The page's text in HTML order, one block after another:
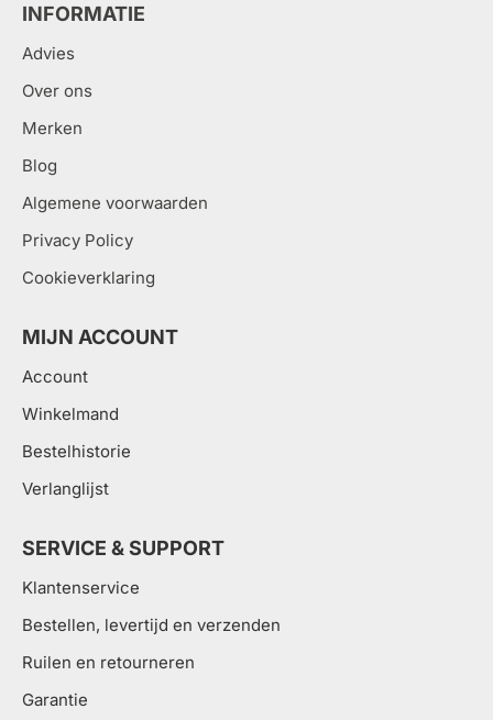
INFORMATIE
Advies
Over ons
Merken
Blog
Algemene voorwaarden
Privacy Policy
Cookieverklaring
MIJN ACCOUNT
Account
Winkelmand
Bestelhistorie
Verlanglijst
SERVICE & SUPPORT
Klantenservice
Bestellen, levertijd en verzenden
Ruilen en retourneren
Garantie